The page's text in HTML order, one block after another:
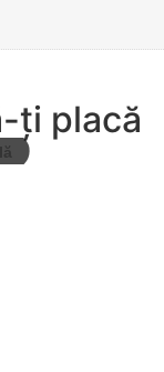
ți placă